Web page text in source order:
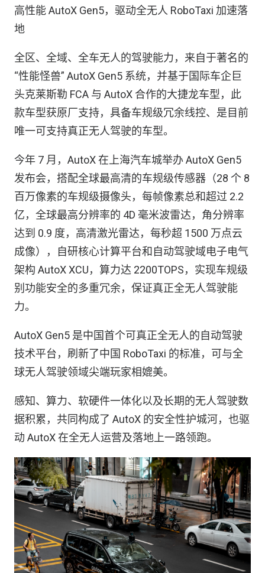
高性能 AutoX Gen5，驱动全无人 RoboTaxi 加速落
地
全区、全域、全车无人的驾驶能力，来自于著名的
“性能怪兽” AutoX Gen5 系统，并基于国际车企巨
头克莱斯勒 FCA 与 AutoX 合作的大捷龙车型，此
款车型获原厂支持，具备车规级冗余线控、是目前
唯一可支持真正无人驾驶的车型。
今年 7 月，AutoX 在上海汽车城举办 AutoX Gen5
发布会，搭配全球最高清的车规级传感器（28 个 8
百万像素的车规级摄像头，每帧像素总和超过 2.2
亿，全球最高分辨率的 4D 毫米波雷达，角分辨率
达到 0.9 度，高清激光雷达，每秒超 1500 万点云
成像），自研核心计算平台和自动驾驶域电子电气
架构 AutoX XCU，算力达 2200TOPS，实现车规级
别功能安全的多重冗余，保证真正全无人驾驶能
力。
AutoX Gen5 是中国首个可真正全无人的自动驾驶
技术平台，刷新了中国 RoboTaxi 的标准，可与全
球无人驾驶领域尖端玩家相媲美。
感知、算力、软硬件一体化以及长期的无人驾驶数
据积累，共同构成了 AutoX 的安全性护城河，也驱
动 AutoX 在全无人运营及落地上一路领跑。